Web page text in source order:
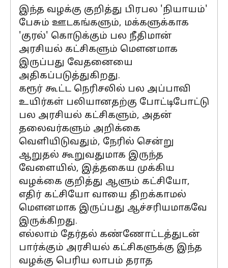
இந்த வழக்கு குறித்து பிரபல 'நியாயம்'
பேசும் ஊடகங்களும், மக்களுக்காக
'குரல்' கொடுக்கும் பல நீதிமான்
அரசியல் கட்சிகளும் மௌனமாக
இருப்பது வேதனையை
அதிகப்படுத்துகிறது.
கரூர் கூட்ட நெரிசலில் பல அப்பாவி
உயிர்கள் பலியானதற்கு போட்டிபோட்டு
பல அரசியல் கட்சிகளும், அதன்
தலைவர்களும் அறிக்கை
வெளியிடுவதும், நேரில் சென்று
ஆறுதல் கூறுவதுமாக இருந்த
வேளையில், இத்தகைய முக்கிய
வழக்கை குறித்து ஆளும் கட்சியோ,
எதிர் கட்சியோ வாயை திறக்காமல்
மௌனமாக இருப்பது ஆச்சரியமாகவே
இருக்கிறது.
எல்லாம் தேர்தல் கண்ணோட்டத்துடன்
பார்க்கும் அரசியல் கட்சிகளுக்கு இந்த
வழக்கு பெரிய லாபம் தராத